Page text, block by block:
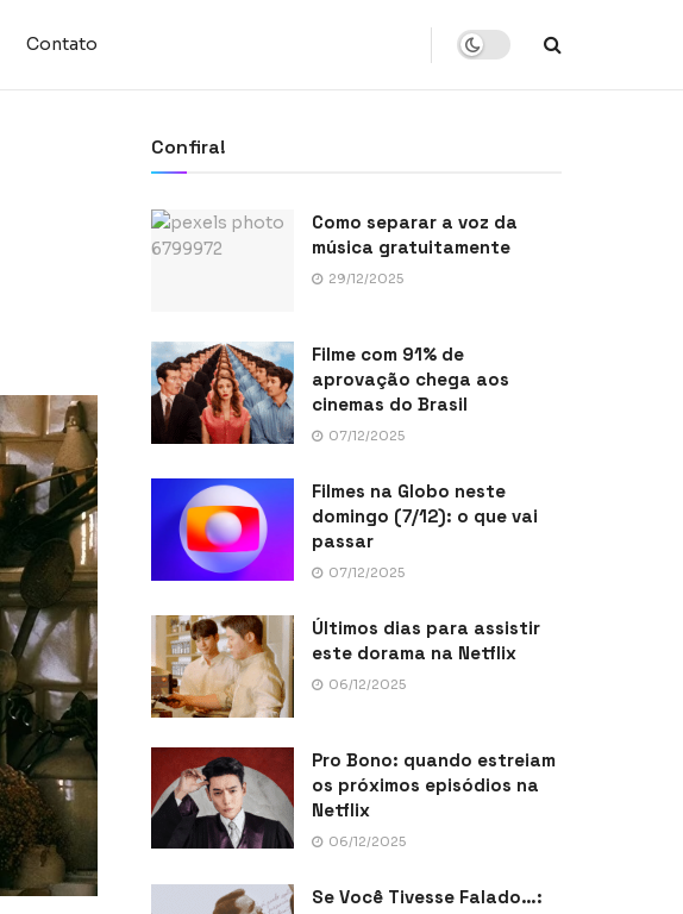
Contato
Confira!
Como separar a voz da
música gratuitamente
29/12/2025
Filme com 91% de
aprovação chega aos
cinemas do Brasil
07/12/2025
Filmes na Globo neste
domingo (7/12): o que vai
passar
07/12/2025
Últimos dias para assistir
este dorama na Netflix
06/12/2025
Pro Bono: quando estreiam
os próximos episódios na
Netflix
06/12/2025
Se Você Tivesse Falado…: